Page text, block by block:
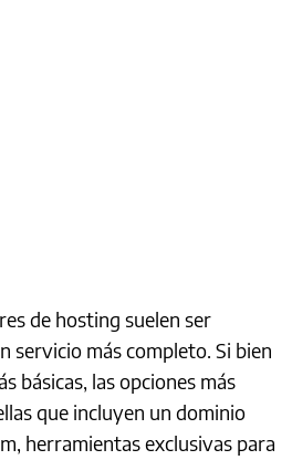
de hosting suelen ser
servicio más completo. Si bien
básicas, las opciones más
que incluyen un dominio
herramientas exclusivas para